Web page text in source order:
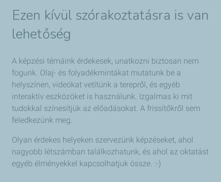
Ezen kívül szórakoztatásra is van
lehetőség
A képzési témáink érdekesek, unatkozni biztosan nem
fogunk. Olaj- és folyadékmintákat mutatunk be a
helyszínen, videókat vetítünk a terepről, és egyéb
interaktív eszközöket is használunk. Izgalmas ki mit
tudokkal színesítjük az előadásokat. A frissítőkről sem
feledkezünk meg.
Olyan érdekes helyeken szervezünk képzéseket, ahol
nagyobb létszámban találkozhatunk, és ahol az oktatást
egyéb élményekkel kapcsolhatjuk össze. :-)